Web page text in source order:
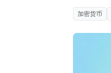
加密货币